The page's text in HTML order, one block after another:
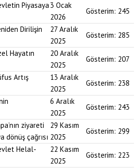
Piyasaya3 Ocak
2026
Gösterim: 245
Dirilişin
27 Aralık
2025
Gösterim: 285
Hayatın
20 Aralık
2025
Gösterim: 207
Artış
13 Aralık
2025
Gösterim: 238
6 Aralık
2025
Gösterim: 243
ziyareti
dönüş çağrısı
29 Kasım
2025
Gösterim: 299
Helal-
22 Kasım
2025
Gösterim: 223